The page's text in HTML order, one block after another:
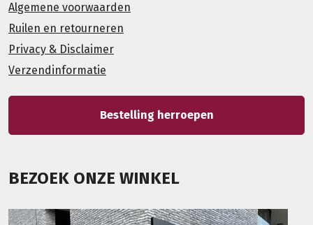
Algemene voorwaarden
Ruilen en retourneren
Privacy & Disclaimer
Verzendinformatie
Bestelling herroepen
BEZOEK ONZE WINKEL